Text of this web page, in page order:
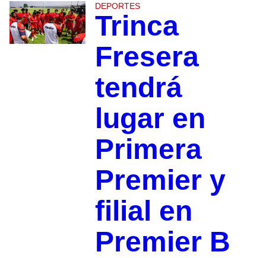
DEPORTES
Trinca
Fresera
tendrá
lugar en
Primera
Premier y
filial en
Premier B